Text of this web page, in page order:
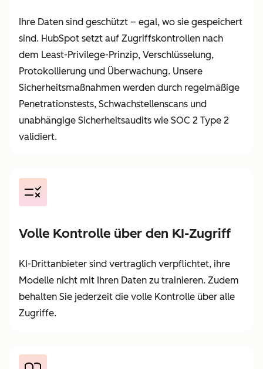
Ihre Daten sind geschützt – egal, wo sie gespeichert
sind. HubSpot setzt auf Zugriffskontrollen nach
dem Least-Privilege-Prinzip, Verschlüsselung,
Protokollierung und Überwachung. Unsere
Sicherheitsmaßnahmen werden durch regelmäßige
Penetrationstests, Schwachstellenscans und
unabhängige Sicherheitsaudits wie SOC 2 Type 2
validiert.
Volle Kontrolle über den KI-Zugriff
KI-Drittanbieter sind vertraglich verpflichtet, ihre
Modelle nicht mit Ihren Daten zu trainieren. Zudem
behalten Sie jederzeit die volle Kontrolle über alle
Zugriffe.